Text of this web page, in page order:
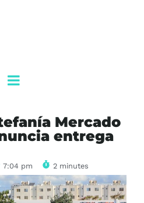
Mercado
entrega
7:04 pm 2 minutes